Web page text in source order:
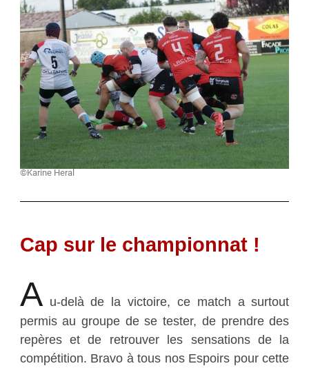
©Karine Heral
Cap sur le championnat !
A u-delà de la victoire, ce match a surtout
permis au groupe de se tester, de prendre des
repères et de retrouver les sensations de la
compétition. Bravo à tous nos Espoirs pour cette